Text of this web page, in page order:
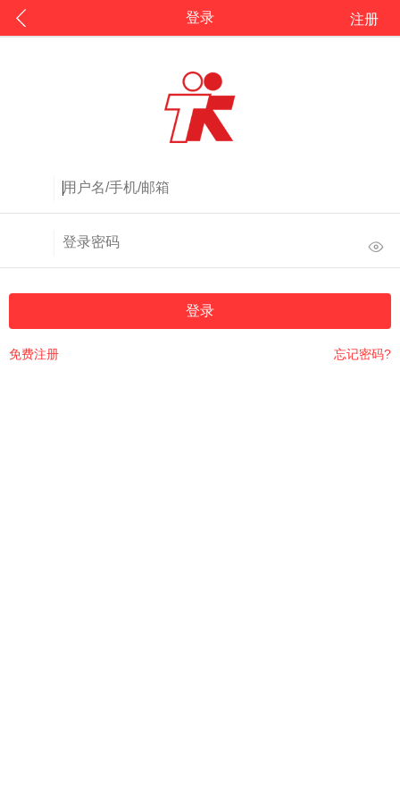
登录 注册
登录
免费注册 忘记密码?